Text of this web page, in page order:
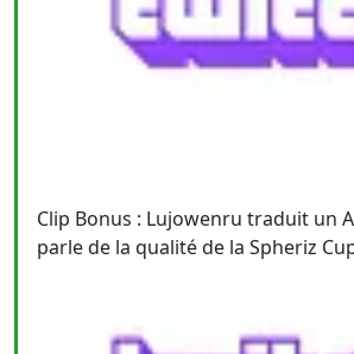
Clip Bonus : Lujowenru traduit un
parle de la qualité de la Spheriz